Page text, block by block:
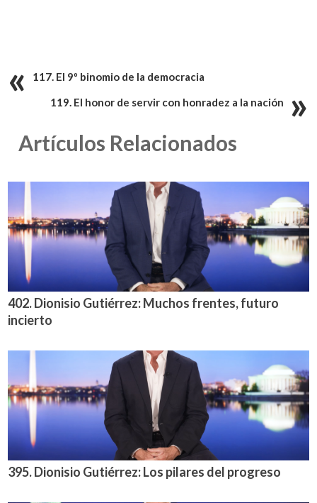
117. El 9º binomio de la democracia
119. El honor de servir con honradez a la nación
Artículos Relacionados
402. Dionisio Gutiérrez: Muchos frentes, futuro
incierto
395. Dionisio Gutiérrez: Los pilares del progreso